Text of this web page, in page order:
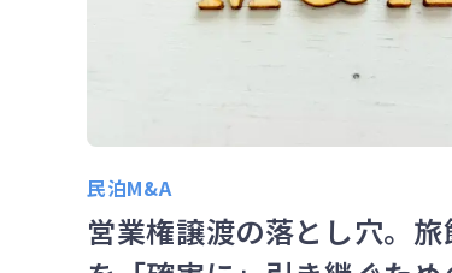
民泊M&A
営業権譲渡の落とし穴。